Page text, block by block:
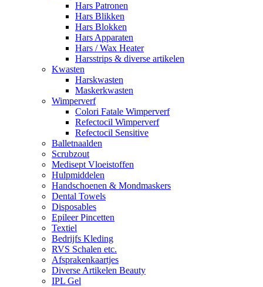
Hars Patronen
Hars Blikken
Hars Blokken
Hars Apparaten
Hars / Wax Heater
Harsstrips & diverse artikelen
Kwasten
Harskwasten
Maskerkwasten
Wimperverf
Colori Fatale Wimperverf
Refectocil Wimperverf
Refectocil Sensitive
Balletnaalden
Scrubzout
Medisept Vloeistoffen
Hulpmiddelen
Handschoenen & Mondmaskers
Dental Towels
Disposables
Epileer Pincetten
Textiel
Bedrijfs Kleding
RVS Schalen etc.
Afsprakenkaartjes
Diverse Artikelen Beauty
IPL Gel